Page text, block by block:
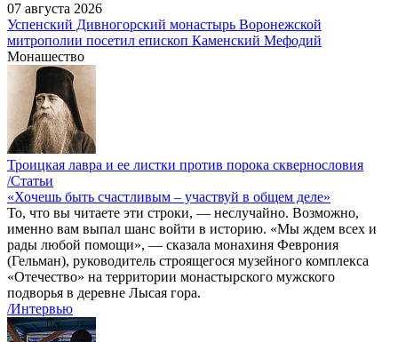
07 августа 2026
Успенский Дивногорский монастырь Воронежской
митрополии посетил епископ Каменский Мефодий
Монашество
Троицкая лавра и ее листки против порока сквернословия
/Статьи
«Хочешь быть счастливым – участвуй в общем деле»
То, что вы читаете эти строки, — неслучайно. Возможно,
именно вам выпал шанс войти в историю. «Мы ждем всех и
рады любой помощи», — сказала монахиня Феврония
(Гельман), руководитель строящегося музейного комплекса
«Отечество» на территории монастырского мужского
подворья в деревне Лысая гора.
/Интервью